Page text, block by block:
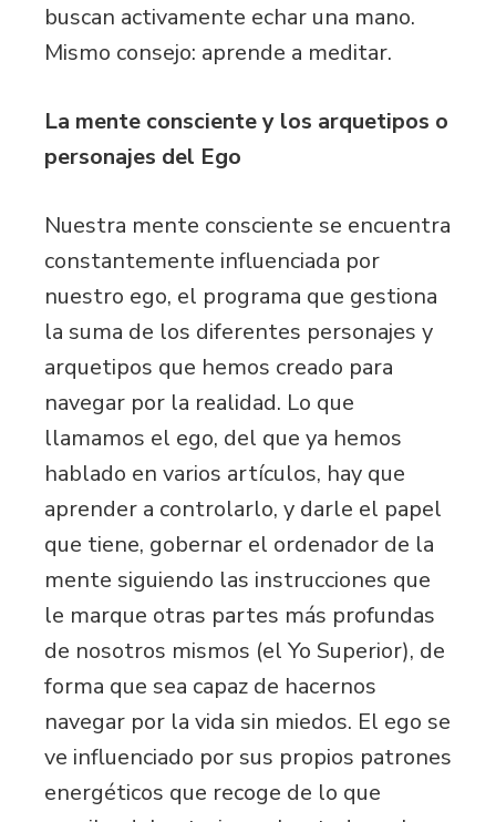
buscan activamente echar una mano.
Mismo consejo: aprende a meditar.
La mente consciente y los arquetipos o
personajes del Ego
Nuestra mente consciente se encuentra
constantemente influenciada por
nuestro ego, el programa que gestiona
la suma de los diferentes personajes y
arquetipos que hemos creado para
navegar por la realidad. Lo que
llamamos el ego, del que ya hemos
hablado en varios artículos, hay que
aprender a controlarlo, y darle el papel
que tiene, gobernar el ordenador de la
mente siguiendo las instrucciones que
le marque otras partes más profundas
de nosotros mismos (el Yo Superior), de
forma que sea capaz de hacernos
navegar por la vida sin miedos. El ego se
ve influenciado por sus propios patrones
energéticos que recoge de lo que